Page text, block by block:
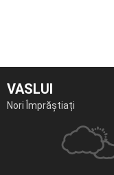
VASLUI
Nori Împrăștiați